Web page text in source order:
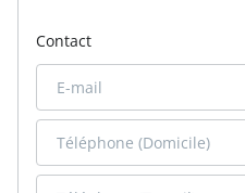
Contact